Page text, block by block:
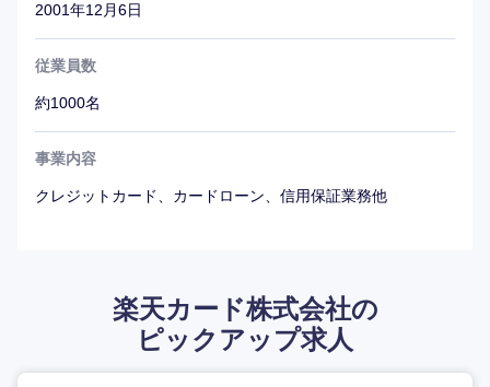
2001年12月6日
従業員数
約1000名
事業内容
クレジットカード、カードローン、信用保証業務他
楽天カード株式会社の
ピックアップ求人